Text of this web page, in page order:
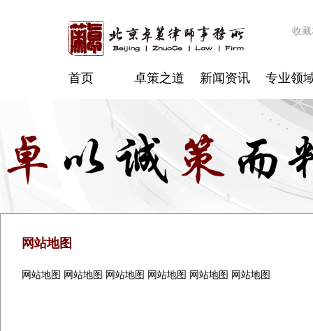
收
首页 卓策之道 新闻资讯 专业领
网站地图
网站地图 网站地图 网站地图 网站地图 网站地图 网站地图